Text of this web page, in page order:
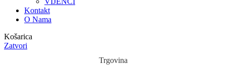
Kontakt
O Nama
Košarica
Zatvori
Trgovina